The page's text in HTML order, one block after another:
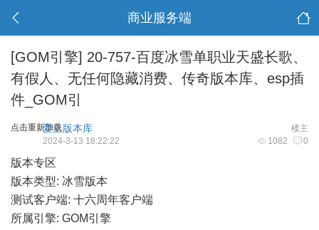
商业服务端
[GOM引擎] 20-757-百度冰雪单职业天盛长歌、
有假人、无任何隐藏消费、传奇版本库、esp插
件_GOM引
点击重新加载 楼主
爱上版本库
1082 0
2024-3-13 18:22:22
版本专区
版本类型: 冰雪版本
测试客户端: 十六周年客户端
所属引擎: GOM引擎